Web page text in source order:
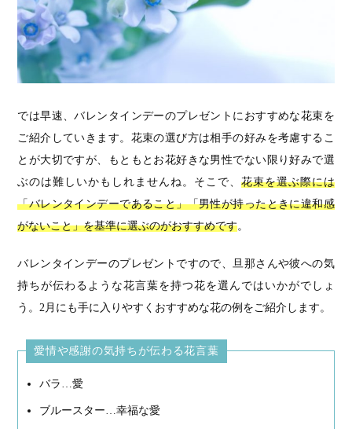
では早速、バレンタインデーのプレゼントにおすすめな花束を
ご紹介していきます。花束の選び方は相手の好みを考慮するこ
とが大切ですが、もともとお花好きな男性でない限り好みで選
ぶのは難しいかもしれませんね。そこで、 花束を選ぶ際には
「バレンタインデーであること」「男性が持ったときに違和感
がないこと」を基準に選ぶのがおすすめです。
バレンタインデーのプレゼントですので、旦那さんや彼への気
持ちが伝わるような花言葉を持つ花を選んではいかがでしょ
う。2月にも手に入りやすくおすすめな花の例をご紹介します。
愛情や感謝の気持ちが伝わる花言葉
バラ…愛
ブルースター…幸福な愛